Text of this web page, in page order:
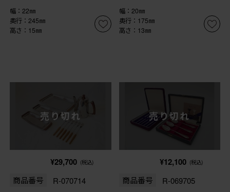
幅：22㎜
奥行：245㎜
高さ：15㎜
幅：20㎜
奥行：175㎜
高さ：13㎜
売り切れ
¥29,700 (税込)
商品番号 R-070714
売り切れ
¥12,100 (税込)
商品番号 R-069705